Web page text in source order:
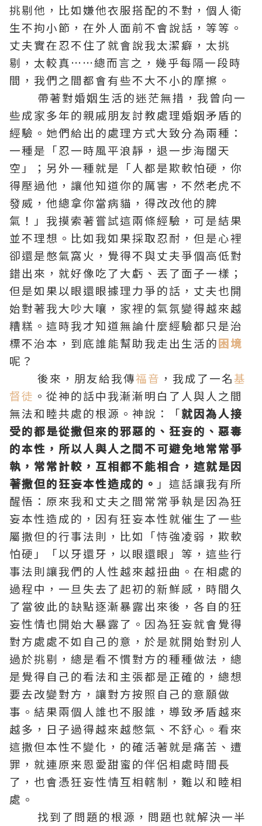
挑剔他，比如嫌他衣服搭配的不對，個人衛
生不拘小節，在外人面前不會說話，等等。
丈夫實在忍不住了就會說我太潔癖，太挑
剔，太較真……總而言之，幾乎每隔一段時
間，我們之間都會有些不大不小的摩擦。
帶著對婚姻生活的迷茫無措，我曾向一
些成家多年的親戚朋友討教處理婚姻矛盾的
經驗。她們給出的處理方式大致分為兩種：
一種是「忍一時風平浪靜，退一步海闊天
空」；另外一種就是「人都是欺軟怕硬，你
得壓過他，讓他知道你的厲害，不然老虎不
發威，他總拿你當病貓，得改改他的脾
氣！」我摸索著嘗試這兩條經驗，可是結果
並不理想。比如我如果採取忍耐，但是心裡
卻還是憋氣窩火，覺得不與丈夫爭個高低對
錯出來，就好像吃了大虧、丟了面子一樣；
但是如果以眼還眼據理力爭的話，丈夫也開
始對著我大吵大嚷，家裡的氣氛變得越來越
糟糕。這時我才知道無論什麼經驗都只是治
標不治本，到底誰能幫助我走出生活的困境
呢？
後來，朋友給我傳福音 ，我成了一名基
督徒 。從神的話中我漸漸明白了人與人之間
無法和睦共處的根源。神說：「就因為人接
受的都是從撒但來的邪惡的、狂妄的、惡毒
的本性，所以人與人之間不可避免地常常爭
執，常常計較，互相都不能相合，這就是因
著撒但的狂妄本性造成的。 」這話讓我有所
醒悟：原來我和丈夫之間常常爭執是因為狂
妄本性造成的，因有狂妄本性就催生了一些
屬撒但的行事法則，比如「恃強凌弱，欺軟
怕硬」「以牙還牙，以眼還眼」等，這些行
事法則讓我們的人性越來越扭曲。在相處的
過程中，一旦失去了起初的新鮮感，時間久
了當彼此的缺點逐漸暴露出來後，各自的狂
妄性情也開始大暴露了。因為狂妄就會覺得
對方處處不如自己的意，於是就開始對別人
過於挑剔，總是看不慣對方的種種做法，總
是覺得自己的看法和主張都是正確的，總想
要去改變對方，讓對方按照自己的意願做
事。結果兩個人誰也不服誰，導致矛盾越來
越多，日子過得越來越憋氣、不舒心。看來
這撒但本性不變化，的確活著就是痛苦、遭
罪，就連原来恩愛甜蜜的伴侶相處時間長
了，也會憑狂妄性情互相轄制，難以和睦相
處。
找到了問題的根源，問題也就解決一半